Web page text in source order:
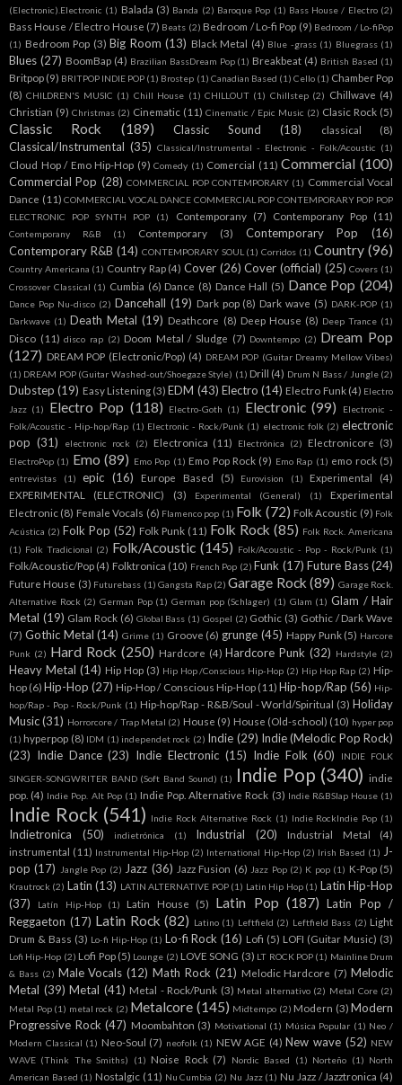
(Electronic).Electronic (1) Balada (3) Banda (2) Baroque Pop (1) Bass House / Electro (2)
Bass House / Electro House (7) Beats (2) Bedroom / Lo-fi Pop (9) Bedroom / Lo-fiPop
(1) Bedroom Pop (3) Big Room (13) Black Metal (4) Blue -grass (1) Bluegrass (1)
Blues (27) BoomBap (4) Brazilian BassDream Pop (1) Breakbeat (4) British Based (1)
Britpop (9) BRITPOP INDIE POP (1) Brostep (1) Canadian Based (1) Cello (1) Chamber Pop
(8) CHILDREN'S MUSIC (1) Chill House (1) CHILLOUT (1) Chillstep (2) Chillwave (4)
Christian (9) Christmas (2) Cinematic (11) Cinematic / Epic Music (2) Clasic Rock (5)
Classic Rock (189) Classic Sound (18) classical (8)
Classical/Instrumental (35) Classical/Instrumental - Electronic - Folk/Acoustic (1)
Cloud Hop / Emo Hip-Hop (9) Comedy (1) Comercial (11) Commercial (100)
Commercial Pop (28) COMMERCIAL POP CONTEMPORARY (1) Commercial Vocal
Dance (11) COMMERCIAL VOCAL DANCE COMMERCIAL POP CONTEMPORARY POP POP
ELECTRONIC POP SYNTH POP
(1) Contemporany (7) Contemporany Pop (11)
Contemporany R&B (1) Contemporary (3) Contemporary Pop
(16)
Contemporary R&B (14) CONTEMPORARY SOUL (1) Corridos (1) Country (96)
Country Americana (1) Country Rap (4) Cover (26) Cover (official) (25) Covers (1)
Crossover Classical (1) Cumbia (6) Dance (8) Dance Hall (5) Dance Pop (204)
Dance Pop Nu-disco (2) Dancehall (19) Dark pop (8) Dark wave (5) DARK-POP (1)
Darkwave (1) Death Metal (19) Deathcore (8) Deep House (8) Deep Trance (1)
Disco (11) disco rap (2) Doom Metal / Sludge (7) Downtempo (2) Dream Pop
(127) DREAM POP (Electronic/Pop) (4) DREAM POP (Guitar Dreamy Mellow Vibes)
(1) DREAM POP (Guitar Washed-out/Shoegaze Style) (1) Drill (4) Drum N Bass / Jungle (2)
Dubstep (19) Easy Listening (3) EDM (43) Electro (14) Electro Funk (4) Electro
Jazz (1) Electro Pop (118) Electro-Goth (1) Electronic (99)
Electronic -
Folk/Acoustic - Hip-hop/Rap (1) Electronic - Rock/Punk (1) electronic folk (2) electronic
pop (31) electronic rock (2) Electronica (11) Electrónica (2) Electronicore (3)
ElectroPop (1) Emo (89) Emo Pop (1) Emo Pop Rock (9) Emo Rap (1) emo rock (5)
entrevistas (1) epic (16) Europe Based (5) Eurovision (1) Experimental
(4)
EXPERIMENTAL (ELECTRONIC)
(3) Experimental (General) (1)
Experimental
Electronic (8) Female Vocals (6) Flamenco pop (1) Folk (72) Folk Acoustic (9) Folk
Acústica (2) Folk Pop (52) Folk Punk (11) Folk Rock (85) Folk Rock. Americana
(1) Folk Tradicional (2) Folk/Acoustic (145) Folk/Acoustic - Pop - Rock/Punk (1)
Folk/Acoustic/Pop (4) Folktronica (10) French Pop (2) Funk (17) Future Bass (24)
Future House (3) Futurebass (1) Gangsta Rap (2) Garage Rock (89) Garage Rock.
Alternative Rock (2) German Pop (1) German pop (Schlager) (1) Glam (1) Glam / Hair
Metal (19) Glam Rock (6) Global Bass (1) Gospel (2) Gothic (3) Gothic / Dark Wave
(7) Gothic Metal (14) Grime (1) Groove (6) grunge (45) Happy Punk (5) Harcore
Punk (2) Hard Rock (250) Hardcore (4) Hardcore Punk (32) Hardstyle (2)
Heavy Metal (14) Hip Hop (3) Hip Hop /Conscious Hip-Hop (2) Hip Hop Rap (2) Hip-
hop (6) Hip-Hop (27) Hip-Hop / Conscious Hip-Hop (11) Hip-hop/Rap (56) Hip-
hop/Rap - Pop - Rock/Punk (1) Hip-hop/Rap - R&B/Soul - World/Spiritual (3) Holiday
Music (31) Horrorcore / Trap Metal (2) House (9) House (Old-school) (10) hyper pop
(1) hyperpop (8) IDM (1) independet rock (2) Indie (29) Indie (Melodic Pop Rock)
(23) Indie Dance (23) Indie Electronic (15) Indie Folk (60) INDIE FOLK
SINGER-SONGWRITER BAND (Soft Band Sound) (1) Indie Pop (340) indie
pop. (4) Indie Pop. Alt Pop (1) Indie Pop. Alternative Rock (3) Indie R&BSlap House (1)
Indie Rock (541) Indie Rock Alternative Rock (1) Indie RockIndie Pop (1)
Indietronica (50) indietrónica (1) Industrial (20) Industrial Metal
(4)
instrumental (11) Instrumental Hip-Hop (2) International Hip-Hop (2) Irish Based (1) J-
pop (17) Jangle Pop (2) Jazz (36) Jazz Fusion (6) Jazz Pop (2) K pop (1) K-Pop (5)
Krautrock (2) Latin (13) LATIN ALTERNATIVE POP (1) Latin Hip Hop (1) Latin Hip-Hop
(37)
Latín Hip-Hop (1) Latin House (5) Latin Pop (187) Latin Pop /
Reggaeton (17) Latin Rock (82) Latino (1) Leftfield (2) Leftfield Bass (2) Light
Drum & Bass (3) Lo-fi Hip-Hop (1) Lo-fi Rock (16) Lofi (5) LOFI (Guitar Music) (3)
Lofi Hip-Hop (2) Lofi Pop (5) Lounge (2) LOVE SONG (3) LT ROCK POP (1) Mainline Drum
& Bass (2) Male Vocals (12) Math Rock (21) Melodic Hardcore (7) Melodic
Metal (39) Metal (41) Metal - Rock/Punk (3) Metal alternativo (2) Metal Core (2)
Metal Pop (1) metal rock (2) Metalcore (145) Midtempo (2) Modern (3) Modern
Progressive Rock (47) Moombahton (3) Motivational (1) Música Popular (1) Neo /
Modern Classical (1) Neo-Soul (7) neofolk (1) NEW AGE (4) New wave (52) NEW
WAVE (Think The Smiths)
(1) Noise Rock (7) Nordic Based (1) Norteño (1) North
American Based (1) Nostalgic (11) Nu Cumbia (2) Nu Jazz (1) Nu Jazz / Jazztronica (4)